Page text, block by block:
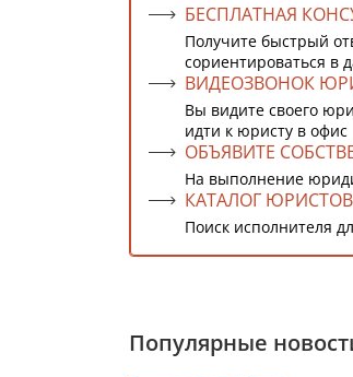
БЕСПЛАТНАЯ
Получите быстрый
сориентироваться в
ВИДЕОЗВОНОК
Вы видите своего
идти к юристу в офис
ОБЪЯВИТЕ
На выполнение
КАТАЛОГ ЮРИСТОВ
Поиск исполнителя
Популярные